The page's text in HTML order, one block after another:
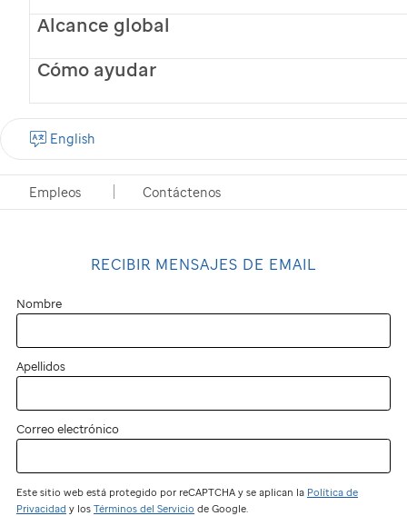
Alcance global
Cómo ayudar
Empleos Contáctenos
English
Si tienes preguntas, llámanos al 1-800-822-6344 y
Descubriendo las curas que
RECIBIR MENSAJES DE EMAIL
Nombre
Apellidos
Correo electrónico
Este sitio web está protegido por reCAPTCHA y se aplican la Política de
Privacidad y los Términos del Servicio de Google.